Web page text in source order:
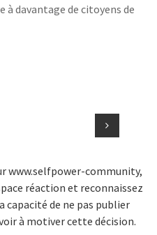
davantage de citoyens de
www.selfpower-community,
réaction et reconnaissez
de ne pas publier
à motiver cette décision.